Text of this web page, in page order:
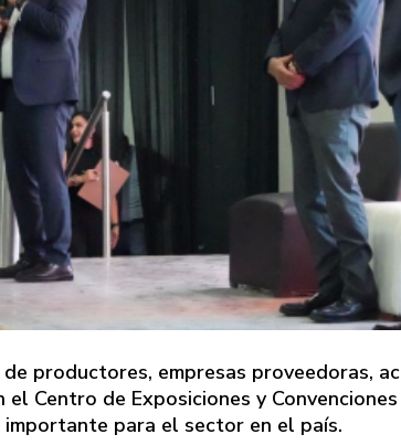
productores, empresas proveedoras,
Centro de Exposiciones y
importante para el sector en el país.